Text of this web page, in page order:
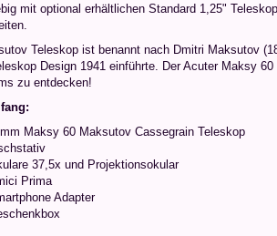
mit optional erhältlichen Standard 1,25"
Teleskop ist benannt nach Dmitri Maksutov
Design 1941 einführte. Der Acuter Maksy
zu entdecken!
Maksy 60 Maksutov Cassegrain Teleskop
37,5x und Projektionsokular
Prima
Adapter